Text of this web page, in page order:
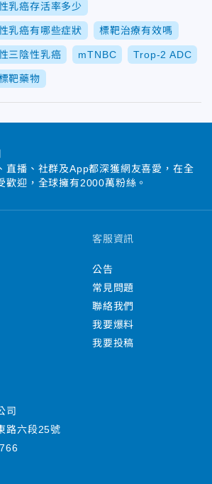
乳癌存活率多少
乳癌有哪些症狀 標靶治療有效嗎
三陰性乳癌 mTNBC Trop-2 ADC
靶藥物
直播、社群及App都深獲網友喜愛，在全
歡迎，全球擁有2000萬粉絲。
客服資訊
公告
常見問題
聯絡我們
我要爆料
我要投稿
司
路六段25號